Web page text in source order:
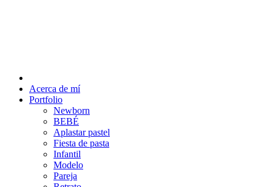
Acerca de mí
Portfolio
Newborn
BEBÉ
Aplastar pastel
Fiesta de pasta
Infantil
Modelo
Pareja